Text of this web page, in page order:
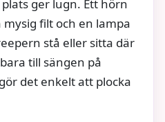
ger lugn. Ett hörn
filt och en lampa
stå eller sitta där
till sängen på
det enkelt att plocka